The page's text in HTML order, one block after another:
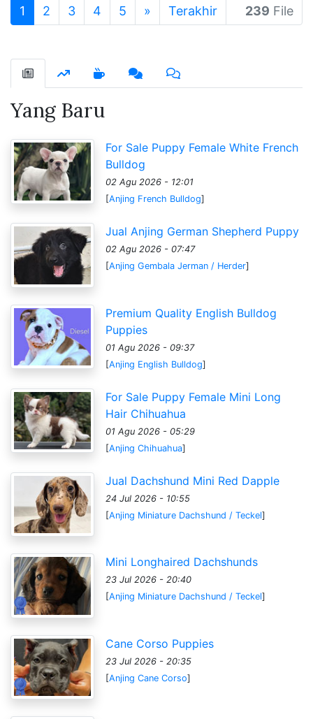
1 2 3 4 5 » Terakhir 239 File
Yang Baru
For Sale Puppy Female White French
Bulldog
02 Agu 2026 - 12:01
[Anjing French Bulldog]
Jual Anjing German Shepherd Puppy
02 Agu 2026 - 07:47
[Anjing Gembala Jerman / Herder]
Premium Quality English Bulldog
Puppies
01 Agu 2026 - 09:37
[Anjing English Bulldog]
For Sale Puppy Female Mini Long
Hair Chihuahua
01 Agu 2026 - 05:29
[Anjing Chihuahua]
Jual Dachshund Mini Red Dapple
24 Jul 2026 - 10:55
[Anjing Miniature Dachshund / Teckel]
Mini Longhaired Dachshunds
23 Jul 2026 - 20:40
[Anjing Miniature Dachshund / Teckel]
Cane Corso Puppies
23 Jul 2026 - 20:35
[Anjing Cane Corso]